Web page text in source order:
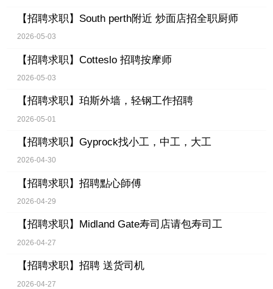
【招聘求职】 South perth附近 炒面店招全职厨师
2026-05-03
【招聘求职】 Cotteslo 招聘按摩师
2026-05-03
【招聘求职】 珀斯外墙，轻钢工作招聘
2026-05-01
【招聘求职】 Gyprock找小工，中工，大工
2026-04-30
【招聘求职】 招聘點心師傅
2026-04-29
【招聘求职】 Midland Gate寿司店请包寿司工
2026-04-27
【招聘求职】 招聘 送货司机
2026-04-27